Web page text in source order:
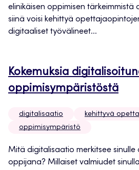
elinikäisen oppimisen tärkeimmistä
siinä voisi kehittyä
digitaaliset työvälineet...
Kokemuksia
oppimisympäristöstä
digitalisaatio kehittyvä
oppimisympäristö
Mitä digitalisaatio merkitsee
oppijana? Millaiset valmiudet